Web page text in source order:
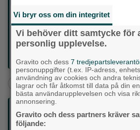
Berg som Emma redan har bestigit:
2 097 meter. Kilimanjaro, Tanzania 5
Ryssland 5 642 m. Aconcagua,
USA 6 190 m. K2, Pakistan 8 611 m
Sociala medier:
youtube.com/
Hisingen + Aktuellt
Följ oss på sociala medier:
Vi bryr oss om din integritet
Vi behöver ditt samtycke för
personlig upplevelse.
Gravito och dess7
personuppgifter (t.ex. IP-adress,
användning av cookies och andra
lagrar och får åtkomst till data på din
bästa användarupplevelsen och visa
annonsering.
Gravito och dess partners kräver
följande: